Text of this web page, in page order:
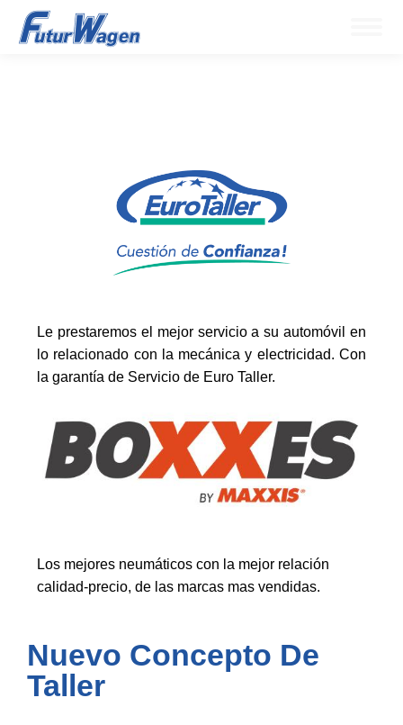
Le prestaremos el mejor servicio a su automóvil en
lo relacionado con la mecánica y electricidad. Con
la garantía de Servicio de Euro Taller.
Los mejores neumáticos con la mejor relación
calidad-precio, de las marcas mas vendidas.
Nuevo Concepto De
Taller